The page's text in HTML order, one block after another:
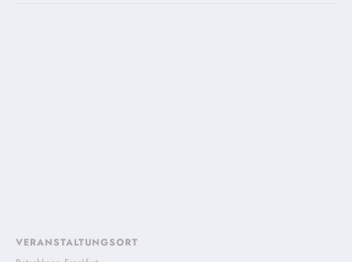
VERANSTALTUNGSORT